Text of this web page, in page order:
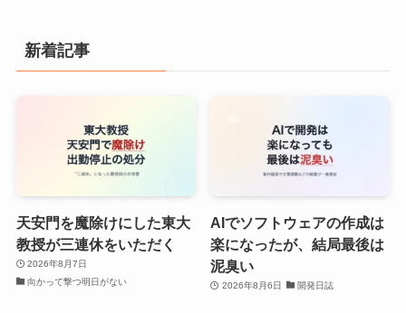
新着記事
天安門を魔除けにした東大
教授が三連休をいただく
2026年8月7日
向かって撃つ明日がない
AIでソフトウェアの作成は
楽になったが、結局最後は
泥臭い
2026年8月6日 開発日誌